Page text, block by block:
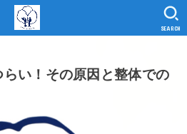
SEARCH
い！その原因と整体での